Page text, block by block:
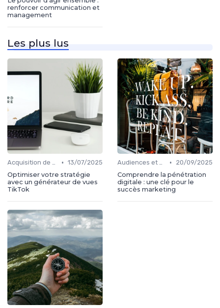
renforcer communication et
management
Les plus lus
Acquisition de médias • 13/07/2025
Optimiser votre stratégie
avec un générateur de vues
TikTok
Audiences et engagement •
20/09/2025
Comprendre la pénétration
digitale : une clé pour le
succès marketing